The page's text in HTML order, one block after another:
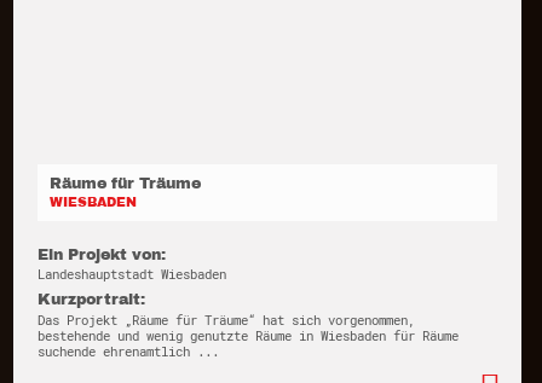
Räume für Träume
WIESBADEN
Ein Projekt von:
Landeshauptstadt Wiesbaden
Kurzportrait:
Das Projekt „Räume für Träume“ hat sich vorgenommen,
bestehende und wenig genutzte Räume in Wiesbaden für Räume
suchende ehrenamtlich ...